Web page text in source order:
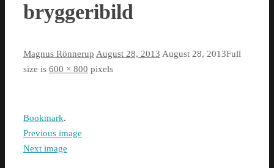
bryggeribild
Magnus Rönnerup August 28, 2013 August 28, 2013Full
size is 600 × 800 pixels
Bookmark.
Previous image
Next image